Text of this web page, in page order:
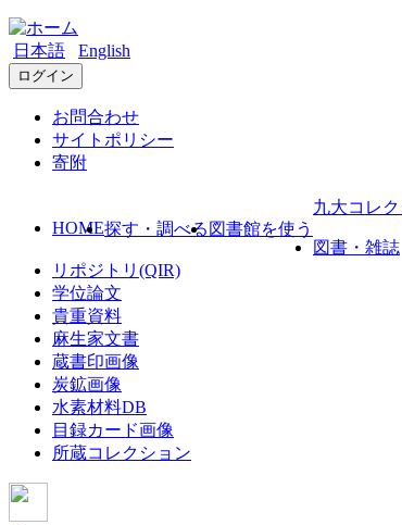
日本語 English
ログイン
お問合わせ
サイトポリシー
寄附
HOME探す・調べる 図書館を使う
九大コレ
図書・雑誌
リポジトリ(QIR)
学位論文
貴重資料
麻生家文書
蔵書印画像
炭鉱画像
水素材料DB
目録カード画像
所蔵コレクション